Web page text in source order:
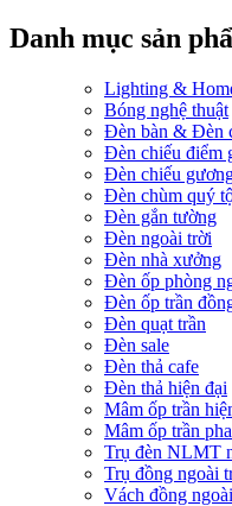
Danh mục sản
Lighting &
Bóng nghệ thuật
Đèn bàn & Đèn
Đèn chiếu điểm
Đèn chiếu
Đèn chùm quý
Đèn gắn tường
Đèn ngoài trời
Đèn nhà xưởng
Đèn ốp phòng
Đèn ốp trần
Đèn quạt trần
Đèn sale
Đèn thả cafe
Đèn thả hiện đại
Mâm ốp trần
Mâm ốp trần
Trụ đèn NLMT
Trụ đồng ngoài
Vách đồng